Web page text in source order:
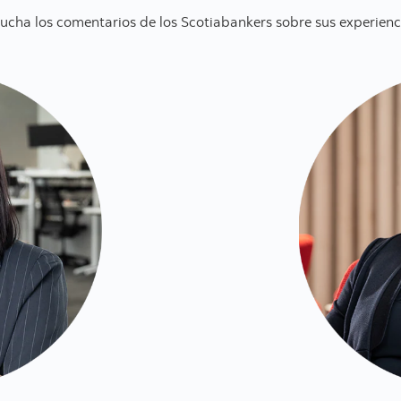
los comentarios de los Scotiabankers sobre sus